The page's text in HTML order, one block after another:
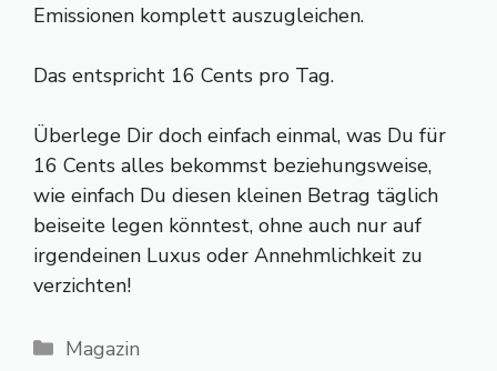
Emissionen komplett auszugleichen.
Das entspricht 16 Cents pro Tag.
Überlege Dir doch einfach einmal, was Du für
16 Cents alles bekommst beziehungsweise,
wie einfach Du diesen kleinen Betrag täglich
beiseite legen könntest, ohne auch nur auf
irgendeinen Luxus oder Annehmlichkeit zu
verzichten!
Kategorien
Magazin